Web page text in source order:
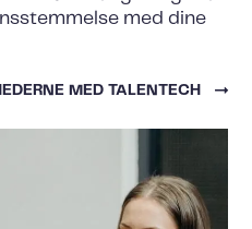
med dine
MED TALENTECH